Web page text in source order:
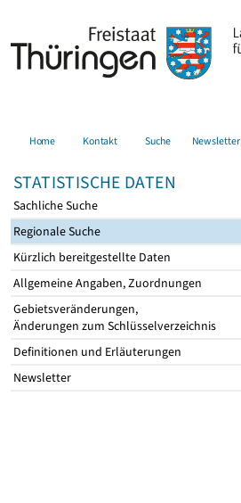
Home Kontakt Suche Newsletter
STATISTISCHE DATEN
Sachliche Suche
Regionale Suche
Kürzlich bereitgestellte Daten
Allgemeine Angaben, Zuordnungen
Gebietsveränderungen,
Änderungen zum Schlüsselverzeichnis
Definitionen und Erläuterungen
Newsletter